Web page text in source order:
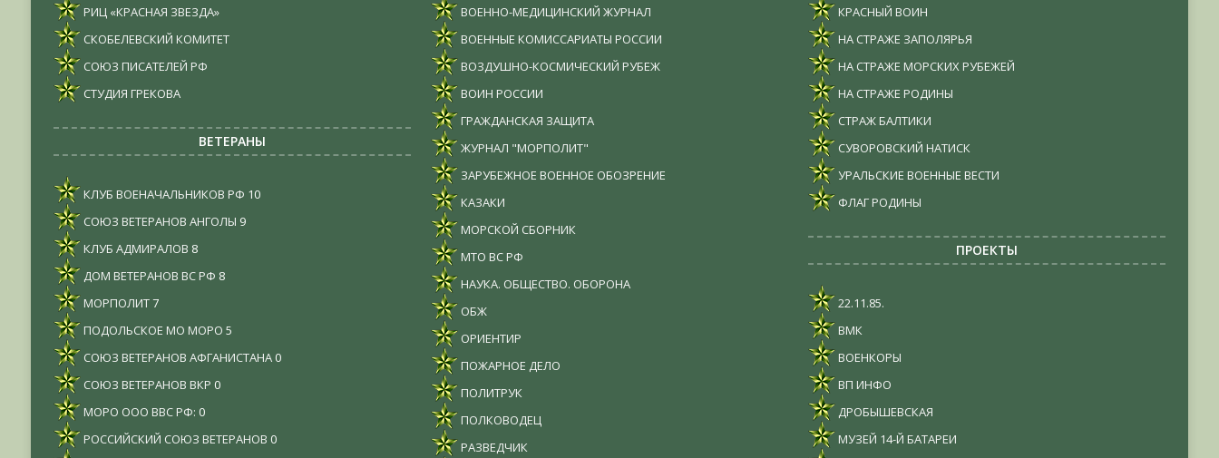
РИЦ «КРАСНАЯ ЗВЕЗДА»
СКОБЕЛЕВСКИЙ КОМИТЕТ
СОЮЗ ПИСАТЕЛЕЙ РФ
СТУДИЯ ГРЕКОВА
ВЕТЕРАНЫ
КЛУБ ВОЕНАЧАЛЬНИКОВ РФ 10
СОЮЗ ВЕТЕРАНОВ АНГОЛЫ 9
КЛУБ АДМИРАЛОВ 8
ДОМ ВЕТЕРАНОВ ВС РФ 8
МОРПОЛИТ7
ПОДОЛЬСКОЕ МО МОРО 5
СОЮЗ ВЕТЕРАНОВ АФГАНИСТАНА0
СОЮЗ ВЕТЕРАНОВ ВКР 0
МОРО ООО ВВС РФ: 0
РОССИЙСКИЙ СОЮЗ ВЕТЕРАНОВ 0
ВОЕННО-МЕДИЦИНСКИЙ ЖУРНАЛ
ВОЕННЫЕ КОМИССАРИАТЫ РОССИИ
ВОЗДУШНО-КОСМИЧЕСКИЙ РУБЕЖ
ВОИН РОССИИ
ГРАЖДАНСКАЯ ЗАЩИТА
ЖУРНАЛ "МОРПОЛИТ"
ЗАРУБЕЖНОЕ ВОЕННОЕ ОБОЗРЕНИЕ
КАЗАКИ
МОРСКОЙ СБОРНИК
МТО ВС РФ
НАУКА. ОБЩЕСТВО. ОБОРОНА
ОБЖ
ОРИЕНТИР
ПОЖАРНОЕ ДЕЛО
ПОЛИТРУК
ПОЛКОВОДЕЦ
РАЗВЕДЧИК
КРАСНЫЙ ВОИН
НА СТРАЖЕ ЗАПОЛЯРЬЯ
НА СТРАЖЕ МОРСКИХ РУБЕЖЕЙ
НА СТРАЖЕ РОДИНЫ
СТРАЖ БАЛТИКИ
СУВОРОВСКИЙ НАТИСК
УРАЛЬСКИЕ ВОЕННЫЕ ВЕСТИ
ФЛАГ РОДИНЫ
ПРОЕКТЫ
22.11.85.
ВМК
ВОЕНКОРЫ
ВП ИНФО
ДРОБЫШЕВСКАЯ
МУЗЕЙ 14-Й БАТАРЕИ